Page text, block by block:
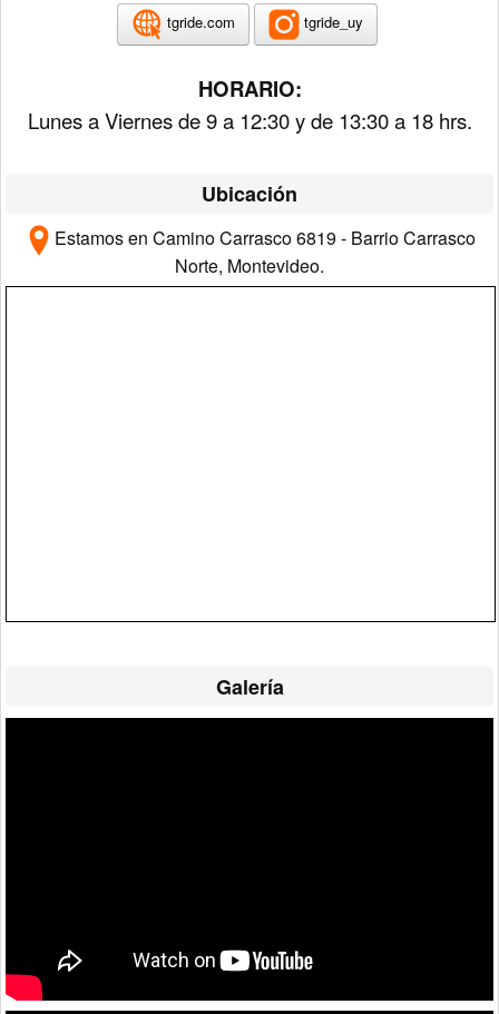
tgride.com tgride_uy
HORARIO:
Lunes a Viernes de 9 a 12:30 y de 13:30 a 18 hrs.
Ubicación
Estamos en Camino Carrasco 6819 - Barrio Carrasco
Norte, Montevideo.
Galería